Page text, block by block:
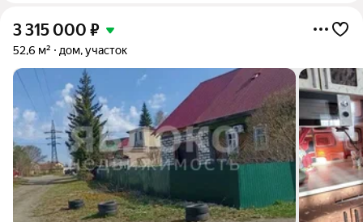
3 315 000 ₽
52,6 м² дом, участок